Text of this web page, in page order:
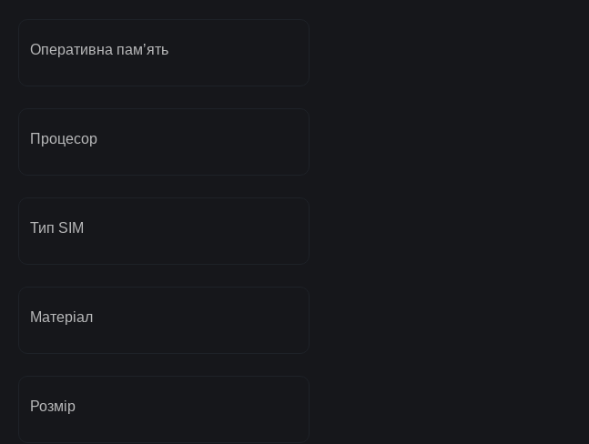
Оперативна памʼять
Процесор
Тип SIM
Матеріал
Розмір